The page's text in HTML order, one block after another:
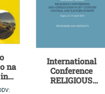
na
International
Conference
RELIGIOUS